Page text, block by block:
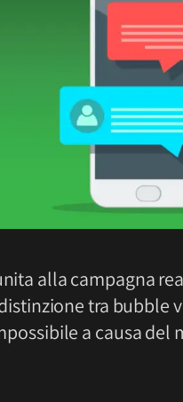
alla campagna
tra bubble
a causa del